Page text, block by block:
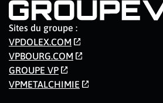
Sites du groupe :
VPDOLEX.COM
VPBOURG.COM
GROUPE VP
VPMETALCHIMIE